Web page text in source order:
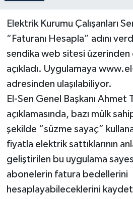
Elektrik Kurumu Çalışanları
“Faturanı Hesapla” adını
sendika web sitesi
açıkladı. Uygulamaya
adresinden ulaşılabiliyor.
El-Sen Genel Başkanı Ahmet
açıklamasında, bazı mülk
şekilde “süzme sayaç”
fiyatla elektrik sattıklarının
geliştirilen bu uygulama
abonelerin fatura bedellerini
hesaplayabileceklerini